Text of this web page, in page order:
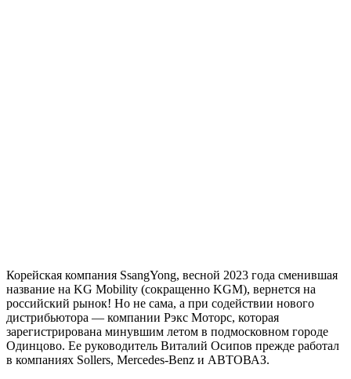
Корейская компания SsangYong, весной 2023 года сменившая
название на KG Mobility (сокращенно KGM), вернется на
российский рынок! Но не сама, а при содействии нового
дистрибьютора — компании Рэкс Моторс, которая
зарегистрирована минувшим летом в подмосковном городе
Одинцово. Ее руководитель Виталий Осипов прежде работал
в компаниях Sollers, Mercedes-Benz и АВТОВАЗ.